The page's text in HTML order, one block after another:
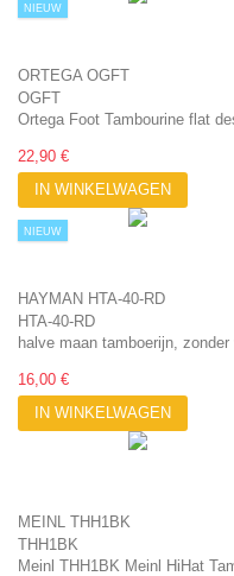
NIEUW
ORTEGA OGFT
OGFT
Ortega Foot Tambourine flat
22,90 €
IN WINKELWAGEN
NIEUW
HAYMAN HTA-40-RD
HTA-40-RD
halve maan tamboerijn,
16,00 €
IN WINKELWAGEN
MEINL THH1BK
THH1BK
Meinl THH1BK Meinl HiHat